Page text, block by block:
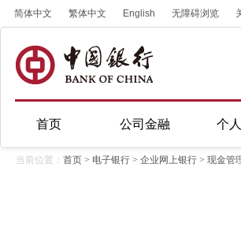
简体中文 繁体中文 English 无障碍浏览
首页 公司金融 个
当前位置： 首页 > 电子银行 > 企业网上银行 > 现金管